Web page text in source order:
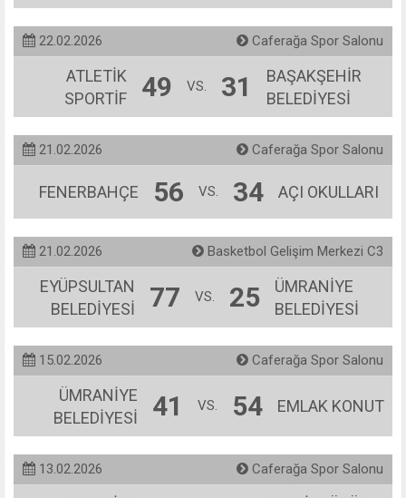
22.02.2026 Caferağa Spor Salonu
ATLETİK
SPORTİF
49 VS. 31
BAŞAKŞEHİR
BELEDİYESİ
21.02.2026 Caferağa Spor Salonu
FENERBAHÇE 56 VS. 34 AÇI OKULLARI
21.02.2026 Basketbol Gelişim Merkezi C3
EYÜPSULTAN
BELEDİYESİ
77 VS. 25
ÜMRANİYE
BELEDİYESİ
15.02.2026 Caferağa Spor Salonu
ÜMRANİYE
BELEDİYESİ
41 VS. 54 EMLAK KONUT
13.02.2026 Caferağa Spor Salonu